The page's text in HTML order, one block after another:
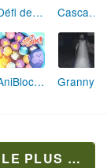
Défi de Mode: Star du Podium Cascades Folles 3D
AniBlocos: Connecte les Animaux Mignons!
JOUÉ